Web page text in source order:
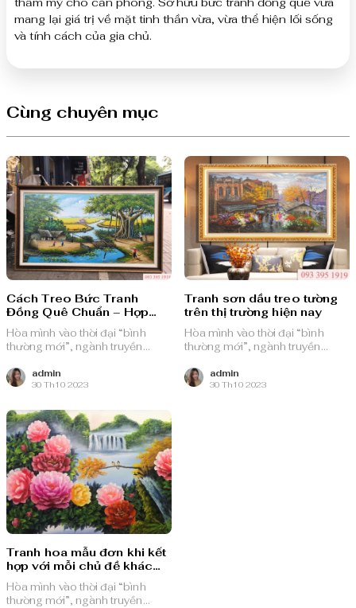
mang lại giá trị về mặt tinh thần vừa, vừa thể hiện lối sống
và tính cách của gia chủ.
Cùng chuyên mục
Cách Treo Bức Tranh
Đồng Quê Chuẩn – Hợp
Phong Thủy
Hòa mình vào thời đại “bình
thường mới”, ngành truyền
nguồn lực dồi dào và chiến lược
bài bản, sẵn sàng ghi danh trên
admin
30 Th10 2023
Tranh sơn dầu treo tường
trên thị trường hiện nay
Hòa mình vào thời đại “bình
thường mới”, ngành truyền
nguồn lực dồi dào và chiến lược
bài bản, sẵn sàng ghi danh trên
admin
30 Th10 2023
Tranh hoa mẫu đơn khi kết
hợp với mỗi chủ đề khác
nhau lại mang sắc thái và ý
nghĩa
Hòa mình vào thời đại “bình
thường mới”, ngành truyền